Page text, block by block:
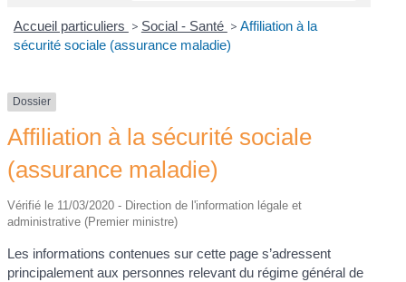
Accueil particuliers > Social - Santé > Affiliation à la
sécurité sociale (assurance maladie)
Dossier
Affiliation à la sécurité sociale
(assurance maladie)
Vérifié le 11/03/2020 - Direction de l'information légale et
administrative (Premier ministre)
Les informations contenues sur cette page s’adressent
principalement aux personnes relevant du régime général de